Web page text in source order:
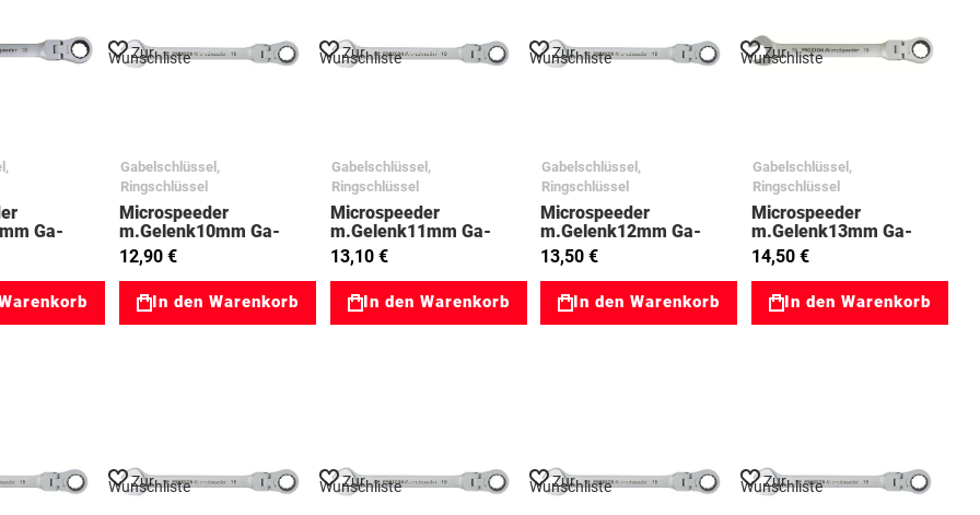
Ga-
Zur
Wunschliste
Gabelschlüssel,
Ringschlüssel
Microspeeder
m.Gelenk10mm Ga-
Ringratsche 03023047
12,90 €
In den Warenkorb
Zur
Wunschliste
Gabelschlüssel,
Ringschlüssel
Microspeeder
m.Gelenk11mm Ga-
Ringratsche 03023048
13,10 €
In den Warenkorb
Zur
Wunschliste
Gabelschlüssel,
Ringschlüssel
Microspeeder
m.Gelenk12mm Ga-
Ringratsche 03023049
13,50 €
In den Warenkorb
Zur
Wunschliste
Gabelschlüssel,
Ringschlüssel
Microspeeder
m.Gelenk13mm Ga-
Ringratsche 03023050
14,50 €
In den Warenkorb
Zur
Wunschliste Zur
Wunschliste Zur
Wunschliste Zur
Wunschliste